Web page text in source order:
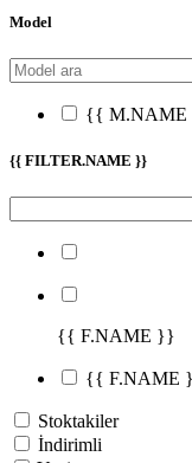
Model
{{
{{ FILTER.NAME }}
{{ F.NAME }}
{{ F.NAME
Stoktakiler
İndirimli